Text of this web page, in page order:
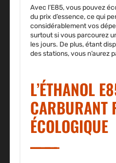
Avec l’E85, vous pouvez
du prix d’essence, ce qui
considérablement vos
surtout si vous parcourez
les jours. De plus, étant
des stations, vous n’aurez
L’ÉTHANOL
CARBURANT
ÉCOLOGIQUE